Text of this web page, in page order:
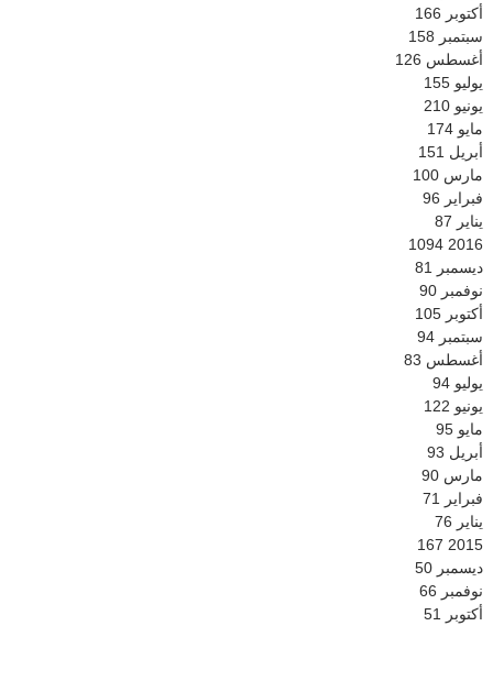
أكتوبر 166
سبتمبر 158
أغسطس 126
يوليو 155
يونيو 210
مايو 174
أبريل 151
مارس 100
فبراير 96
يناير 87
2016
1094
ديسمبر
81
نوفمبر 90
أكتوبر 105
سبتمبر 94
أغسطس 83
يوليو 94
يونيو 122
مايو 95
أبريل 93
مارس 90
فبراير
71
يناير 76
2015
167
ديسمبر 50
نوفمبر 66
أكتوبر
51